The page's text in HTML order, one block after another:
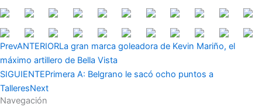
PrevANTERIORLa gran marca goleadora de Kevin Mariño, el
máximo artillero de Bella Vista
SIGUIENTEPrimera A: Belgrano le sacó ocho puntos a
TalleresNext
Navegación